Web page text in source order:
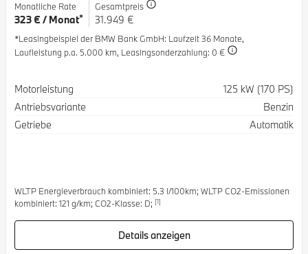
Monatliche Rate
323 € / Monat*
Gesamtpreis
31.949 €
*Leasingbeispiel der BMW Bank GmbH: Laufzeit 36 Monate,
Laufleistung p.a. 5.000 km, Leasingsonderzahlung: 0 €
Spezifikation
Motorleistung
125 kW (170 PS)
Antriebsvariante
Benzin
Getriebe
Automatik
WLTP Energieverbrauch kombiniert: 5.3 l/100km; WLTP CO2-Emissionen
kombiniert: 121 g/km; CO2-Klasse: D; [1]
Details anzeigen